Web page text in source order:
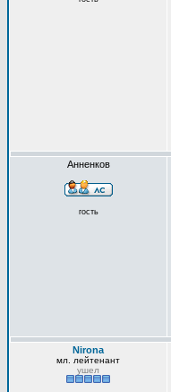
Анненков
гость
Nirona
мл. лейтенант
ушел